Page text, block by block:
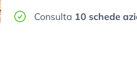
Consulta 10 schede